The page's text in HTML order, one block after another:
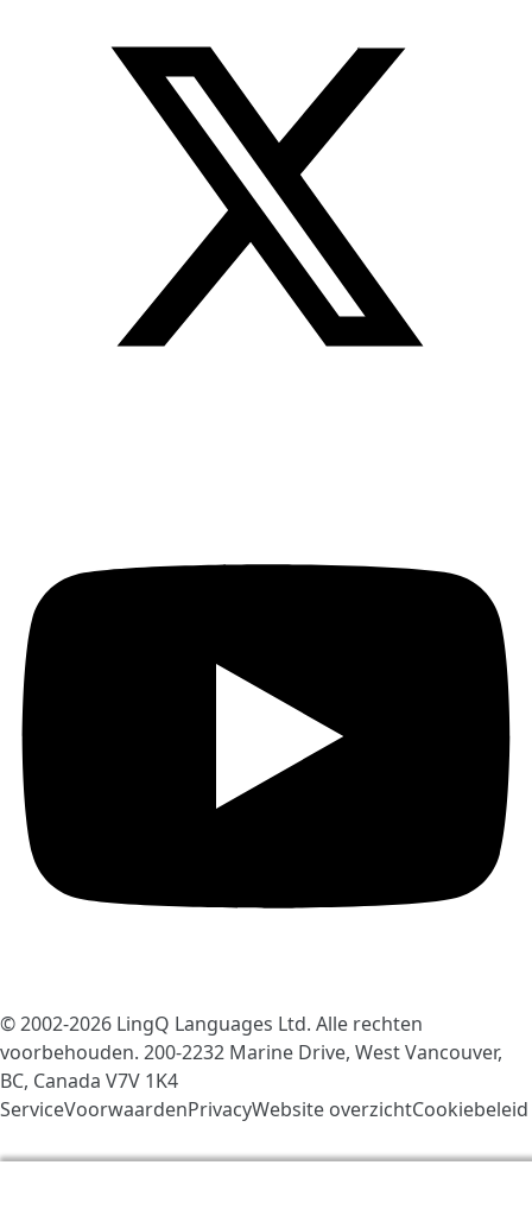
© 2002-2026 LingQ Languages Ltd. Alle rechten
voorbehouden. 200-2232 Marine Drive, West Vancouver,
BC, Canada V7V 1K4
ServiceVoorwaardenPrivacyWebsite overzichtCookiebeleid